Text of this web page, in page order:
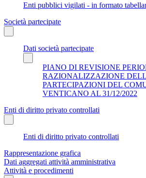
Enti pubblici vigilati - in formato
Società partecipate
Dati società partecipate
PIANO DI REVISIONE
RAZIONALIZZAZIONE
PARTECIPAZIONI DEL
VENTICANO AL 31/12/2022
Enti di diritto privato controllati
Enti di diritto privato controllati
Rappresentazione grafica
Dati aggregati attività amministrativa
Attività e procedimenti